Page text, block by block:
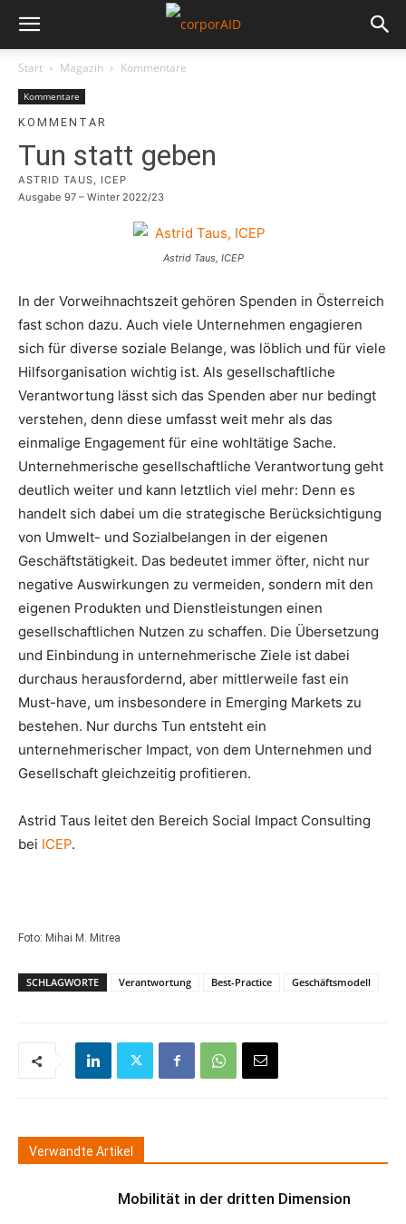
Start Magazin Kommentare
Kommentare
KOMMENTAR
Tun statt geben
ASTRID TAUS, ICEP
Ausgabe 97 – Winter 2022/23
Astrid Taus, ICEP
In der Vorweihnachtszeit gehören Spenden in Österreich
fast schon dazu. Auch viele Unternehmen engagieren
sich für diverse soziale Belange, was löblich und für viele
Hilfsorganisation wichtig ist. Als gesellschaftliche
Verantwortung lässt sich das Spenden aber nur bedingt
verstehen, denn diese umfasst weit mehr als das
einmalige Engagement für eine wohltätige Sache.
Unternehmerische gesellschaftliche Verantwortung geht
deutlich weiter und kann letztlich viel mehr: Denn es
handelt sich dabei um die strategische Berücksichtigung
von Umwelt- und Sozialbelangen in der eigenen
Geschäftstätigkeit. Das bedeutet immer öfter, nicht nur
negative Auswirkungen zu vermeiden, sondern mit den
eigenen Produkten und Dienstleistungen einen
gesellschaftlichen Nutzen zu schaffen. Die Übersetzung
und Einbindung in unternehmerische Ziele ist dabei
durchaus herausfordernd, aber mittlerweile fast ein
Must-have, um insbesondere in Emerging Markets zu
bestehen. Nur durchs Tun entsteht ein
unternehmerischer Impact, von dem Unternehmen und
Gesellschaft gleichzeitig profitieren.
Astrid Taus leitet den Bereich Social Impact Consulting
bei ICEP.
Foto: Mihai M. Mitrea
SCHLAGWORTE Verantwortung Best-Practice Geschäftsmodell
Verwandte Artikel
Mobilität in der dritten Dimension